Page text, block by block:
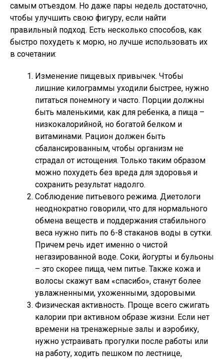
самым отъездом. Но даже пары недель достаточно,
чтобы улучшить свою фигуру, если найти
правильный подход. Есть несколько способов, как
быстро похудеть к морю, но лучше использовать их
в сочетании:
Изменение пищевых привычек. Чтобы
лишние килограммы уходили быстрее, нужно
питаться понемногу и часто. Порции должны
быть маленькими, как для ребенка, а пища –
низкокалорийной, но богатой белком и
витаминами. Рацион должен быть
сбалансированным, чтобы организм не
страдал от истощения. Только таким образом
можно похудеть без вреда для здоровья и
сохранить результат надолго.
Соблюдение питьевого режима. Диетологи
неоднократно говорили, что для нормального
обмена веществ и поддержания стабильного
веса нужно пить по 6-8 стаканов воды в сутки.
Причем речь идет именно о чистой
негазированной воде. Соки, йогурты и бульоны
– это скорее пища, чем питье. Также кожа и
волосы скажут вам «спасибо», станут более
увлажненными, ухоженными, здоровыми.
Физическая активность. Проще всего сжигать
калории при активном образе жизни. Если нет
времени на тренажерные залы и аэробику,
нужно устраивать прогулки после работы или
на работу, ходить пешком по лестнице,